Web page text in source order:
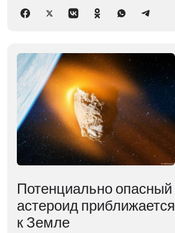
Потенциально опасный
астероид приближается
к Земле